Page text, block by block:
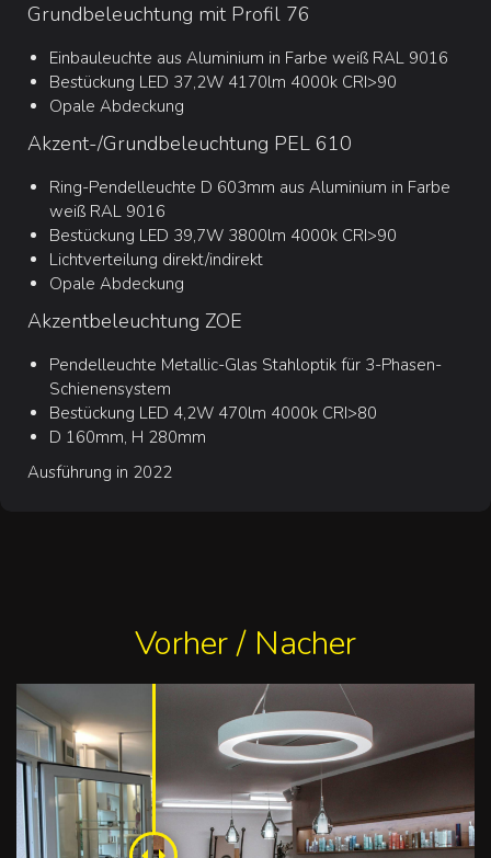
Grundbeleuchtung mit Profil 76
Einbauleuchte aus Aluminium in Farbe weiß RAL 9016
Bestückung LED 37,2W 4170lm 4000k CRI>90
Opale Abdeckung
Akzent-/Grundbeleuchtung PEL 610
Ring-Pendelleuchte D 603mm aus Aluminium in Farbe
weiß RAL 9016
Bestückung LED 39,7W 3800lm 4000k CRI>90
Lichtverteilung direkt/indirekt
Opale Abdeckung
Akzentbeleuchtung ZOE
Pendelleuchte Metallic-Glas Stahloptik für 3-Phasen-
Schienensystem
Bestückung LED 4,2W 470lm 4000k CRI>80
D 160mm, H 280mm
Ausführung in 2022
Vorher / Nacher